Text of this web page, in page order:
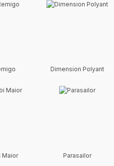
Dimension Polyant
Maior Parasailor